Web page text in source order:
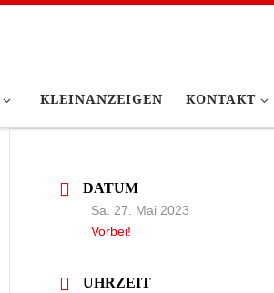
KLEINANZEIGEN KONTAKT
DATUM
Sa. 27. Mai 2023
Vorbei!
UHRZEIT